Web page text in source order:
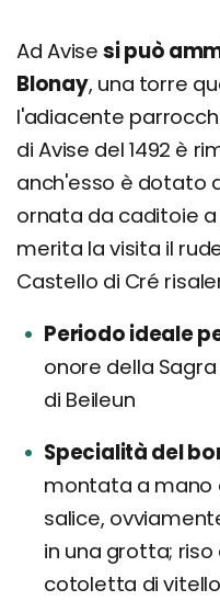
Ad Avisesi può
Blonay, una torre
l'adiacente
di Avise del 1492 è
anch'esso è dotato
ornata da caditoie
merita la visita il
Castello di Cré
Periodo ideale
onore della
di Beileun
Specialità del
montata a mano
salice,
in una grotta;
cotoletta di